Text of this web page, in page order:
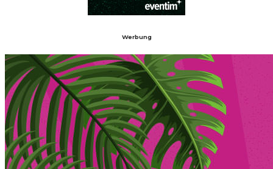
Werbung